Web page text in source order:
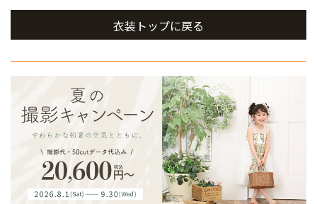
衣装トップに戻る